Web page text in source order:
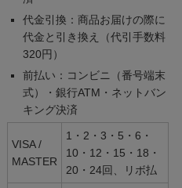
代金引換：商品お届けの際に
代金と引き換え（代引手数料
320円）
前払い：コンビニ（番号端末
式）・銀行ATM・ネットバン
キング決済
VISA /
MASTER
1・2・3・5・6・
10・12・15・18・
20・24回、リボ払